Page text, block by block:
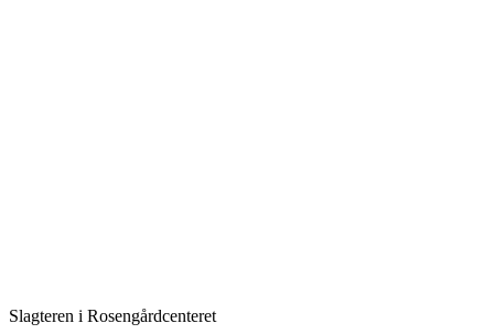
Slagteren i Rosengårdcenteret